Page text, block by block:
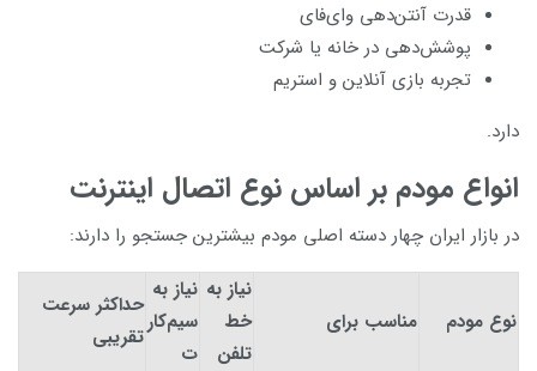
قدرت آنتن‌دهی وای‌فای
پوشش‌دهی در خانه یا شرکت
تجربه بازی آنلاین و استریم
دارد.
انواع مودم بر اساس نوع اتصال اینترنت
در بازار ایران چهار دسته اصلی مودم بیشترین جستجو را دارند:
نوع مودم مناسب برای
نیاز به
خط
تلفن
نیاز به
سیم‌کار
ت
حداکثر سرعت
تقریبی